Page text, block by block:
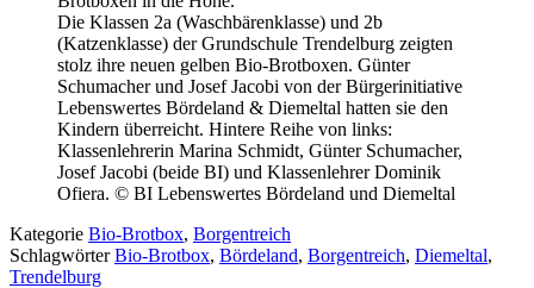
Die Klassen 2a (Waschbärenklasse) und 2b
(Katzenklasse) der Grundschule Trendelburg zeigten
stolz ihre neuen gelben Bio-Brotboxen. Günter
Schumacher und Josef Jacobi von der Bürgerinitiative
Lebenswertes Bördeland & Diemeltal hatten sie den
Kindern überreicht. Hintere Reihe von links:
Klassenlehrerin Marina Schmidt, Günter Schumacher,
Josef Jacobi (beide BI) und Klassenlehrer Dominik
Ofiera. © BI Lebenswertes Bördeland und Diemeltal
Kategorie Bio-Brotbox, Borgentreich
SchlagwörterBio-Brotbox, Bördeland, Borgentreich, Diemeltal,
Trendelburg